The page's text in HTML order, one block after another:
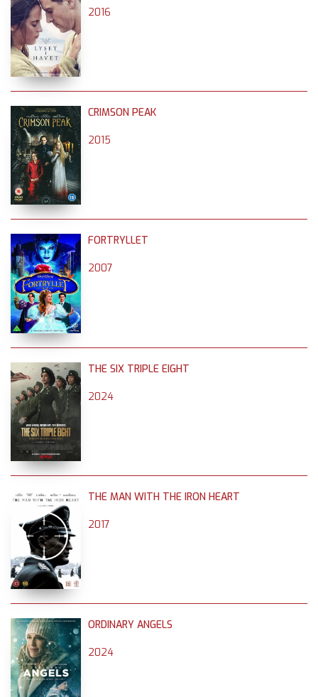
2016
CRIMSON PEAK
2015
FORTRYLLET
2007
THE SIX TRIPLE EIGHT
2024
THE MAN WITH THE IRON HEART
2017
ORDINARY ANGELS
2024